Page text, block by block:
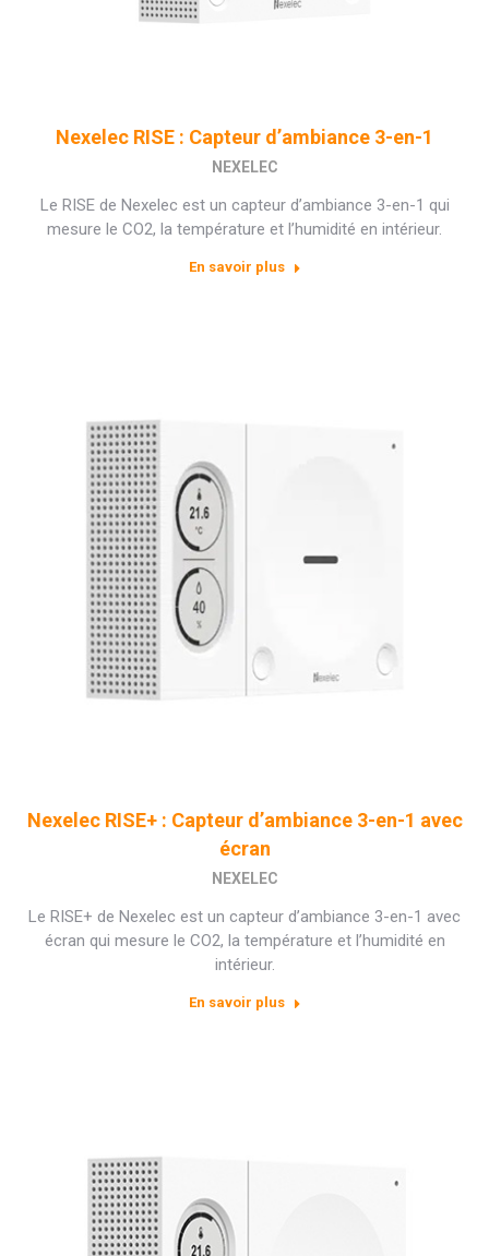
Nexelec RISE : Capteur d’ambiance 3-en-1
NEXELEC
Le RISE de Nexelec est un capteur d’ambiance 3-en-1 qui
mesure le CO2, la température et l’humidité en intérieur.
En savoir plus
Nexelec RISE+ : Capteur d’ambiance 3-en-1 avec
écran
NEXELEC
Le RISE+ de Nexelec est un capteur d’ambiance 3-en-1 avec
écran qui mesure le CO2, la température et l’humidité en
intérieur.
En savoir plus